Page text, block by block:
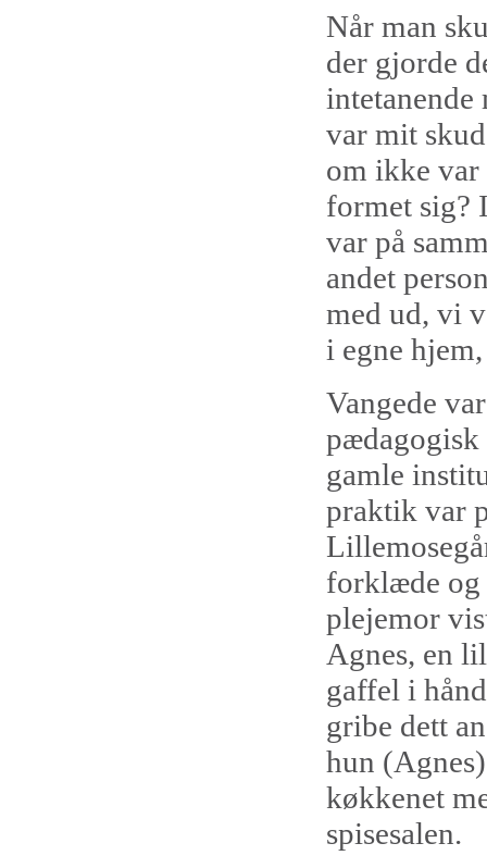
Når man
der gjorde
var mit
om ikke
formet sig?
var på
andet
med ud, vi
i egne
Vangede
pædagogisk
gamle
praktik var
forklæde og
plejemor
Agnes, en
gaffel i
gribe dett
hun
køkkenet
spisesalen.